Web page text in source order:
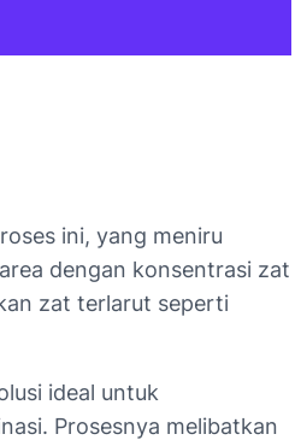
ini, yang meniru
dengan konsentrasi zat
zat terlarut seperti
ideal untuk
Prosesnya melibatkan